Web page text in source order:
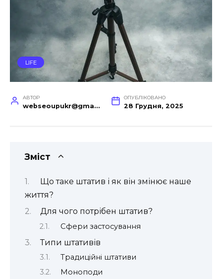
LIFE
АВТОР
webseoupukr@gmail.com
ОПУБЛІКОВАНО
28 Грудня, 2025
Зміст
Що таке штатив і як він змінює наше
життя?
Для чого потрібен штатив?
Сфери застосування
Типи штативів
Традиційні штативи
Моноподи